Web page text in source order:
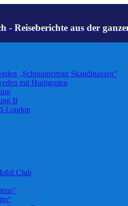
- Reiseberichte aus der
„Schnuppertour Skandinavien“
mit Hurtigruten
II
London
Club